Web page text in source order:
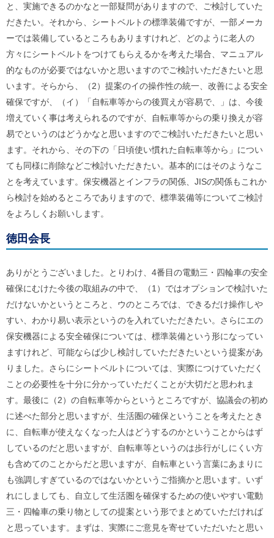
と、実施できるのかなと一部疑問がありますので、ご検討していた
だきたい。それから、シートベルトの標準装備ですが、一部メーカ
ーでは装備しているところもありますけれど、どのように老人の
方々にシートベルトをつけてもらえるかを考えた場合、マニュアル
的なものが必要ではないかと思いますのでご検討いただきたいと思
います。そらから、（2）提案のイの操作性の統一、改善による安全
確保ですが、（イ）「自転車等からの後買えが容易で、」は、今後
増えていく事は考えられるのですが、自転車等からの乗り換えが容
易でというのはどうかなと思いますのでご検討いただきたいと思い
ます。それから、その下の「日頃使い慣れた自転車等から」につい
ても同様に削除などご検討いただきたい。基本的にはそのようなこ
とを考えています。保安機器とインフラの関係、JISの関係もこれか
ら検討を始めるところでありますので、標準装備等についてご検討
をよろしくお願いします。
徳田会長
ありがとうございました。とりわけ、4番目の電動三・四輪車の安全
確保にむけた今後の取組みの中で、（1）ではオプションで検討いた
だけないかというところと、ウのところでは、できるだけ操作しや
すい、わかり易い表示というのを入れていただきたい。さらにエの
保安機器による安全確保については、標準装備という形になってい
ますけれど、可能ならば少し検討していただきたいという提案があ
りました。さらにシートベルトについては、実際につけていただく
ことの必要性を十分に分かっていただくことが大切だと思われま
す。最後に（2）の自転車等からというところですが、協議会の初め
に述べた部分と思いますが、生活圏の確保ということを考えたとき
に、自転車が使えなくなった人はどうするのかということからはず
しているのだと思いますが、自転車等というのは歩行がしにくい方
も含めてのことからだと思いますが、自転車という言葉にあまりに
も強調しすぎているのではないかというご指摘かと思います。いず
れにしましても、自立して生活圏を確保するための使いやすい電動
三・四輪車の乗り物としての提案という形でまとめていただければ
と思っています。まずは、実際にご意見を寄せていただいたと思い